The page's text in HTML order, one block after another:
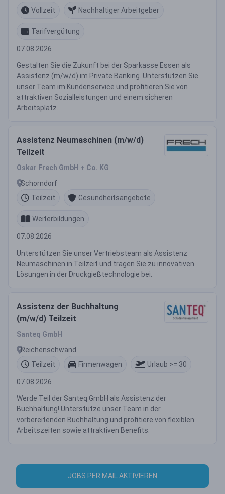
Vollzeit
Nachhaltiger Arbeitgeber
Tarifvergütung
07.08.2026
Gestalten Sie die Zukunft bei der Sparkasse Essen als
Assistenz (m/w/d) im Private Banking. Unterstützen Sie
unser Team im Kundenservice und profitieren Sie von
attraktiven Sozialleistungen und einem sicheren
Arbeitsplatz.
Assistenz Neumaschinen (m/w/d)
Teilzeit
Oskar Frech GmbH + Co. KG
Schorndorf
Teilzeit
Gesundheitsangebote
Weiterbildungen
07.08.2026
Unterstützen Sie unser Vertriebsteam als Assistenz
Neumaschinen in Teilzeit und tragen Sie zu innovativen
Lösungen in der Druckgießtechnologie bei.
Assistenz der Buchhaltung
(m/w/d) Teilzeit
Santeq GmbH
Reichenschwand
Teilzeit
Firmenwagen Urlaub >= 30
07.08.2026
Werde Teil der Santeq GmbH als Assistenz der
Buchhaltung! Unterstütze unser Team in der
vorbereitenden Buchhaltung und profitiere von flexiblen
Arbeitszeiten sowie attraktiven Benefits.
JOBS PER MAIL AKTIVIEREN